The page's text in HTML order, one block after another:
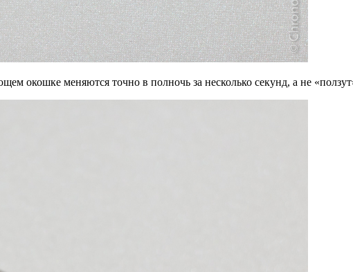
окошке меняются точно в полночь за несколько секунд, а не